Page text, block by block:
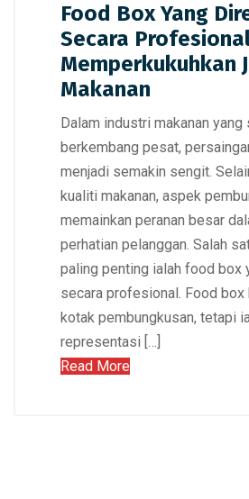
Food Box Yang
Secara
Memperkukuhkan
Makanan
Dalam industri makanan yang
berkembang pesat,
menjadi semakin sengit.
kualiti makanan, aspek
memainkan peranan besar
perhatian pelanggan. Salah
paling penting ialah food box
secara profesional. Food box
kotak pembungkusan, tetapi
representasi […]
Read More